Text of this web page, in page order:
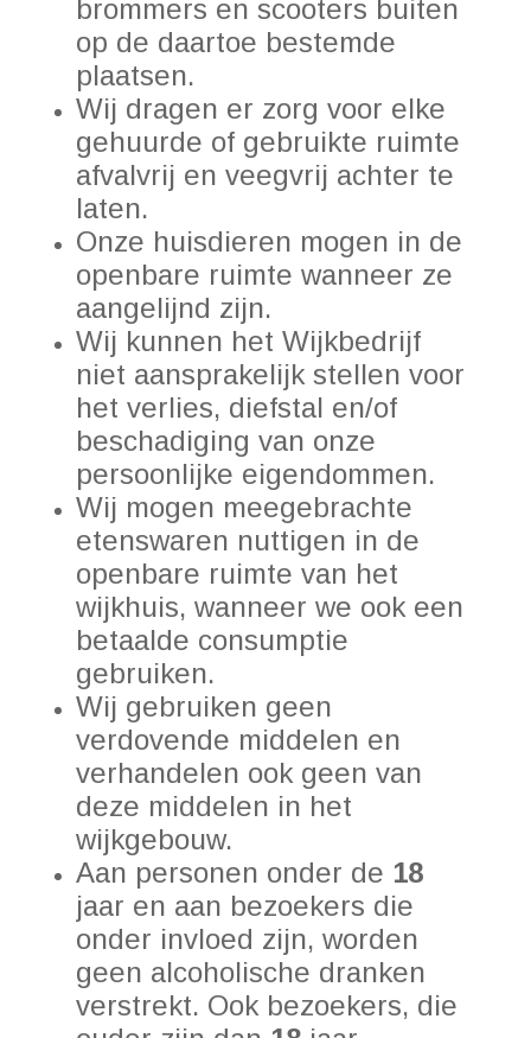
brommers en scooters buiten
op de daartoe bestemde
plaatsen.
Wij dragen er zorg voor elke
gehuurde of gebruikte ruimte
afvalvrij en veegvrij achter te
laten.
Onze huisdieren mogen in de
openbare ruimte wanneer ze
aangelijnd zijn.
Wij kunnen het Wijkbedrijf
niet aansprakelijk stellen voor
het verlies, diefstal en/of
beschadiging van onze
persoonlijke eigendommen.
Wij mogen meegebrachte
etenswaren nuttigen in de
openbare ruimte van het
wijkhuis, wanneer we ook een
betaalde consumptie
gebruiken.
Wij gebruiken geen
verdovende middelen en
verhandelen ook geen van
deze middelen in het
wijkgebouw.
Aan personen onder de 18
jaar en aan bezoekers die
onder invloed zijn, worden
geen alcoholische dranken
verstrekt. Ook bezoekers, die